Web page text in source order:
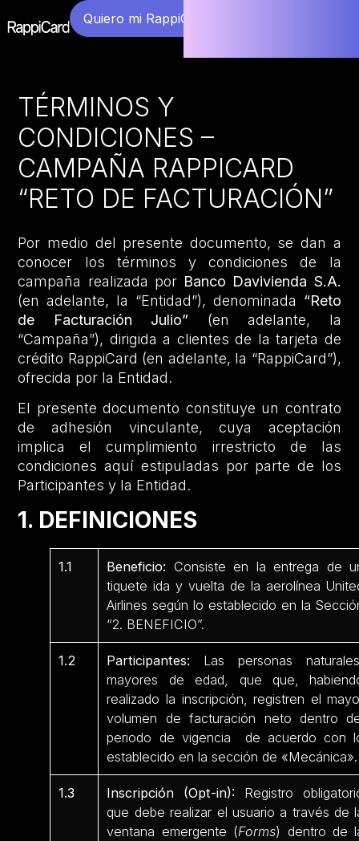
Quiero mi RappiCard
TÉRMINOS Y
CONDICIONES –
CAMPAÑA RAPPICARD
“RETO DE FACTURACIÓN”
Por medio del presente documento, se dan a
conocer los términos y condiciones de la
campaña realizada por Banco Davivienda S.A.
(en adelante, la “Entidad”), denominada “Reto
de Facturación Julio” (en adelante, la
“Campaña”), dirigida a clientes de la tarjeta de
crédito RappiCard (en adelante, la “RappiCard”),
ofrecida por la Entidad.
El presente documento constituye un contrato
de adhesión vinculante, cuya aceptación
implica el cumplimiento irrestricto de las
condiciones aquí estipuladas por parte de los
Participantes y la Entidad.
1. DEFINICIONES
1.1 Beneficio: Consiste en la entrega de
tiquete ida y vuelta de la aerolínea
Airlines según lo establecido en la
“2. BENEFICIO”.
1.2 Participantes: Las personas
mayores de edad, que que,
realizado la inscripción, registren el
volumen de facturación neto dentro
periodo de vigencia de acuerdo con
establecido en la sección de «Mecánica».
1.3 Inscripción (Opt-in): Registro
que debe realizar el usuario a través de
ventana emergente (Forms) dentro de